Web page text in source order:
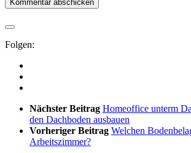
Folgen:
Nächster Beitrag Homeoffice unterm
den Dachboden ausbauen
Vorheriger Beitrag Welchen
Arbeitszimmer?